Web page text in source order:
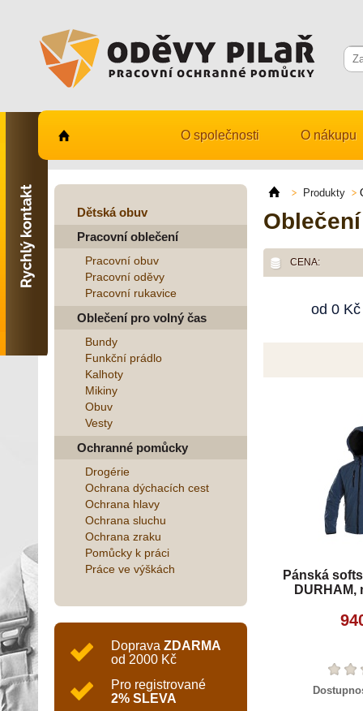
O společnosti O nákupu
Dětská obuv
Pracovní oblečení
Pracovní obuv
Pracovní oděvy
Pracovní rukavice
Oblečení pro volný čas
Bundy
Funkční prádlo
Kalhoty
Mikiny
Obuv
Vesty
Ochranné pomůcky
Drogérie
Ochrana dýchacích cest
Ochrana hlavy
Ochrana sluchu
Ochrana zraku
Pomůcky k práci
Práce ve výškách
Doprava ZDARMA
od 2000 Kč
Pro registrované
2% SLEVA
Produkty
CENA:
od 0 Kč
Pánská
DURHAM,
Kontaktujte nás
731 482 530
info@odevy-pilar.cz
Provozovna:
Hradec Králové
Provozovna:
Hradec Králové